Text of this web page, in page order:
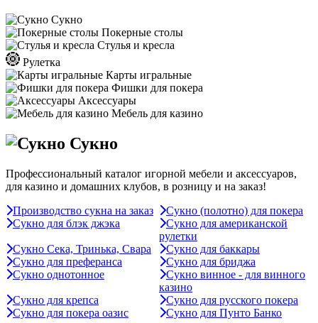
Сукно
Покерные столы
Стулья и кресла
Рулетка
Карты игральные
Фишки для покера
Аксессуары
Мебель для казино
Сукно
Профессиональный каталог игорной мебели и аксессуаров,
для казино и домашних клубов, в розницу и на заказ!
Производство сукна на заказ
Сукно (полотно) для покера
Сукно для блэк джэка
Сукно для американской
рулетки
Сукно Сека, Тринька, Свара
Сукно для баккары
Сукно для преферанса
Сукно для бриджа
Сукно однотонное
Сукно винное - для винного
казино
Сукно для крепса
Сукно для русского покера
Сукно для покера оазис
Сукно для Пунто Банко